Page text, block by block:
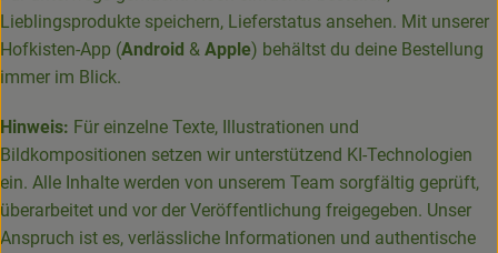
Lieblingsprodukte speichern, Lieferstatus ansehen. Mit unserer
Hofkisten-App (Android & Apple) behältst du deine Bestellung
immer im Blick.
Hinweis: Für einzelne Texte, Illustrationen und
Bildkompositionen setzen wir unterstützend KI-Technologien
ein. Alle Inhalte werden von unserem Team sorgfältig geprüft,
überarbeitet und vor der Veröffentlichung freigegeben. Unser
Anspruch ist es, verlässliche Informationen und authentische